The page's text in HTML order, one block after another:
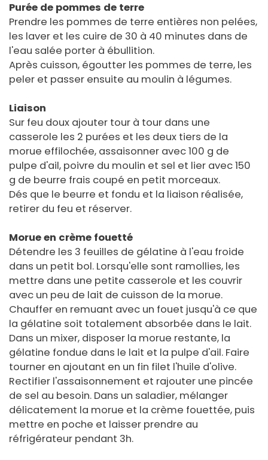
Purée de pommes de terre
Prendre les pommes de terre entières non pelées,
les laver et les cuire de 30 à 40 minutes dans de
l'eau salée porter à ébullition.
Après cuisson, égoutter les pommes de terre, les
peler et passer ensuite au moulin à légumes.
Liaison
Sur feu doux ajouter tour à tour dans une
casserole les 2 purées et les deux tiers de la
morue effilochée, assaisonner avec 100 g de
pulpe d'ail, poivre du moulin et sel et lier avec 150
g de beurre frais coupé en petit morceaux.
Dés que le beurre et fondu et la liaison réalisée,
retirer du feu et réserver.
Morue en crème fouetté
Détendre les 3 feuilles de gélatine à l'eau froide
dans un petit bol. Lorsqu'elle sont ramollies, les
mettre dans une petite casserole et les couvrir
avec un peu de lait de cuisson de la morue.
Chauffer en remuant avec un fouet jusqu'à ce que
la gélatine soit totalement absorbée dans le lait.
Dans un mixer, disposer la morue restante, la
gélatine fondue dans le lait et la pulpe d'ail. Faire
tourner en ajoutant en un fin filet l'huile d'olive.
Rectifier l'assaisonnement et rajouter une pincée
de sel au besoin. Dans un saladier, mélanger
délicatement la morue et la crème fouettée, puis
mettre en poche et laisser prendre au
réfrigérateur pendant 3h.